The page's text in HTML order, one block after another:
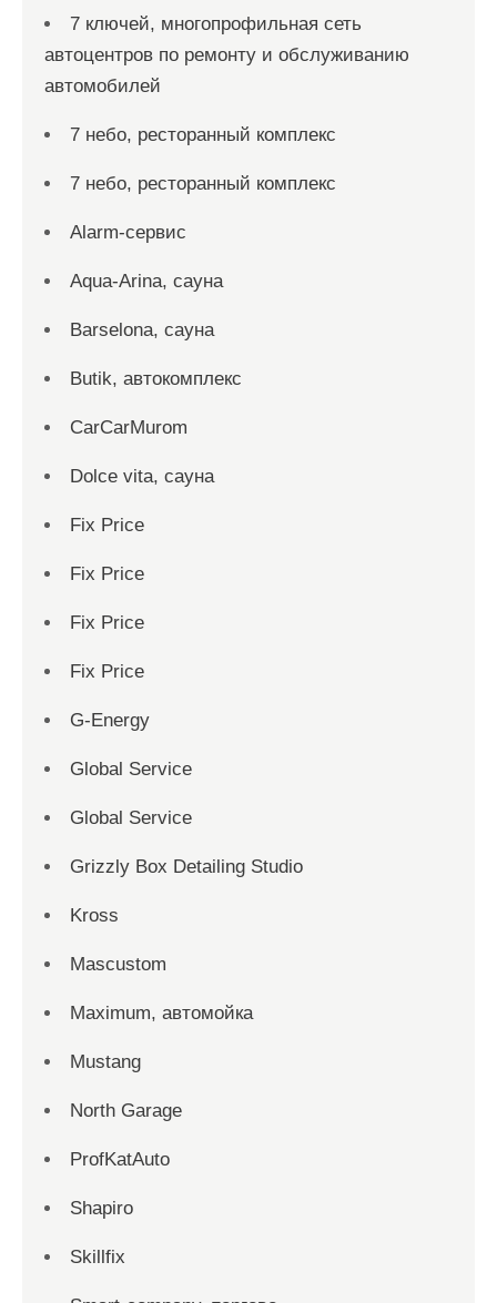
7 ключей, многопрофильная сеть
автоцентров по ремонту и обслуживанию
автомобилей
7 небо, ресторанный комплекс
7 небо, ресторанный комплекс
Alarm-сервис
Aqua-Arina, сауна
Barselona, сауна
Butik, автокомплекс
CarCarMurom
Dolce vita, сауна
Fix Price
Fix Price
Fix Price
Fix Price
G-Energy
Global Service
Global Service
Grizzly Box Detailing Studio
Kross
Mascustom
Maximum, автомойка
Mustang
North Garage
ProfKatAuto
Shapiro
Skillfix